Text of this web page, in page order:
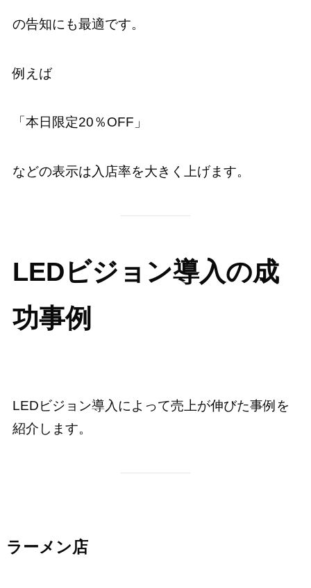
の告知にも最適です。
例えば
「本日限定20％OFF」
などの表示は入店率を大きく上げます。
LEDビジョン導入の成
功事例
LEDビジョン導入によって売上が伸びた事例を
紹介します。
ラーメン店